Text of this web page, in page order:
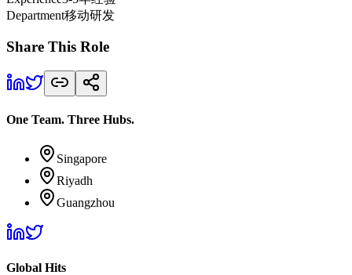
Department移动研发
Share This Role
One Team. Three Hubs.
Singapore
Riyadh
Guangzhou
Global Hits